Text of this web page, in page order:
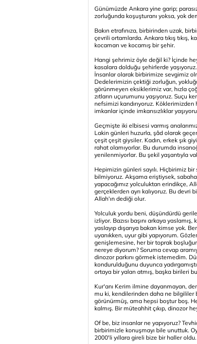
Günümüzde Ankara yine garip;
zorluğunda koşuşturanı yoksa, yok
Bakın etrafınıza, birbirinden uzak,
çevrili ortamlarda. Ankara tıkış tıkış,
kocaman ve kocamış bir şehir.
Hangi şehrimiz öyle değil ki? İçinde
kasalara dolduğu şehirlerde
İnsanlar olarak birbirimize sevgimiz
Dedelerimizin çektiği zorluğun,
görünmeyen eksiklerimiz var, hızla
zıtların uçurumunu yaşıyoruz. Suçu
nefsimizi kandırıyoruz. Köklerimizden
imkanlar içinde imkansızlıklar
Geçmişte iki elbisesi varmış
Lakin günleri huzurla, şâd olarak
çeşit çeşit giysiler. Kadın, erkek şık
rahat olamıyorlar. Bu durumda
yenilenmiyorlar. Bu şekil yaşantıyla
Hepimizin günleri sayılı. Hiçbirimiz
bilmiyoruz. Akşama eriştiysek, sabaha
yapacağımız yolculuktan erindikçe,
gerçeklerden ayrı kalıyoruz. Bu devri
Allah'ın dediği olur.
Yolculuk yordu beni, düşündürdü
izliyor. Bazısı başını arkaya
yaslayıp dışarıya bakan kimse yok.
uyanıkken, uyur gibi yapıyorum.
genişlemesine, her bir toprak
nereye diyorum? Soruma cevap
dinozor parkını görmek istemedim.
kondurulduğunu duyunca
ortaya bir yalan atmış, başka birileri
Kur'anı Kerim ilmine dayanmayan,
mu ki, kendilerinden daha ne bilgililer
görünürmüş, ama hepsi boştur boş.
kalmış. Bir müteahhit çıkıp, dinozor
Of be, biz insanlar ne yapıyoruz?
birbirimizle konuşmayı bile unuttuk.
2000'li yıllara gireli bize bir haller